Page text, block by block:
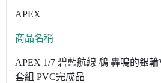
APEX
商品名稱
APEX 1/7 碧藍航線 鵗 轟鳴的銀
套組 PVC完成品